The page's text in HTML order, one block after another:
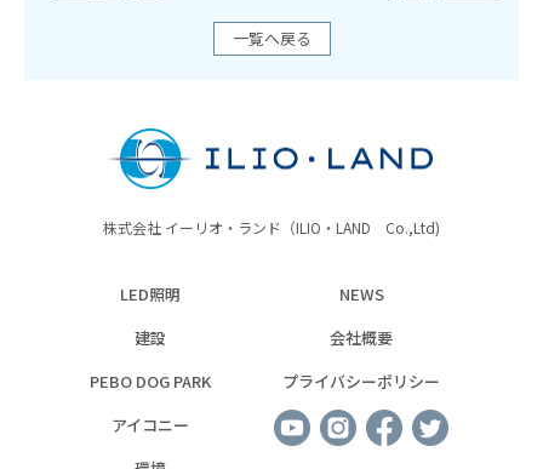
一覧へ戻る
株式会社 イーリオ・ランド（ILIO・LAND Co.,Ltd)
LED照明
建設
PEBO DOG PARK
アイコニー
NEWS
会社概要
プライバシーポリシー